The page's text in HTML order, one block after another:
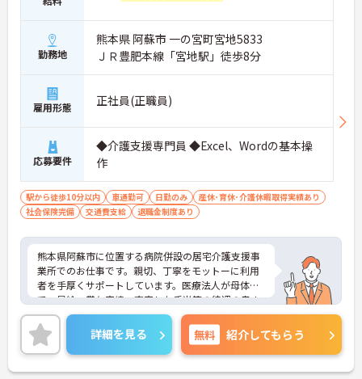
勤務地
熊本県 阿蘇市 一の宮町宮地5833
ＪＲ豊肥本線「宮地駅」徒歩8分
雇用形態 正社員(正職員)
応募要件
◆介護支援専門員 ◆Excel、Wordの基本操
作
駅から徒歩10分以内 車通勤可 日勤のみ
産休･育休･介護休暇取得実績あり
社会保険完備
交通費支給 退職金制度あり
熊本県阿蘇市に位置する病院併設の居宅介護支援事
業所でのお仕事です。親切、丁寧をモットーに利用
者を手厚くサポートしています。医療法人が母体
で、昇給・賞与実績、充実した手当等の待遇の良さ
も魅力♪安定した環境の中で働きたい方にもおすす
めです。ご興味のある方には、面接対策ポイントな
ど、さらに詳細をお話しいたしますのでお気軽にご
相談ください！
詳細を見る 無料 紹介してもらう